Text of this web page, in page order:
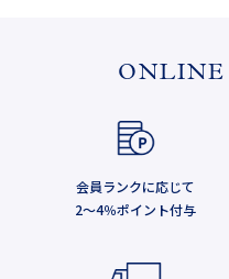
ONLINE
会員ランクに応じて
2～4％ポイント付与